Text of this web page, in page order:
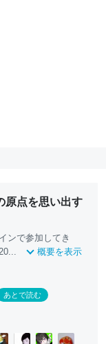
原点を思い出す
ンで参加してき
概要を表示
あとで読む